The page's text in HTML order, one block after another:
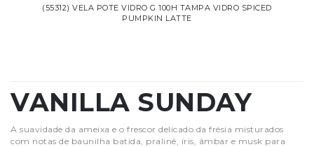
(55312) VELA POTE VIDRO G 100H TAMPA VIDRO SPICED
PUMPKIN LATTE
VANILLA SUNDAY
A suavidade da ameixa e o frescor delicado da frésia misturados
com notas de baunilha batida, pralinê, íris, âmbar e musk para